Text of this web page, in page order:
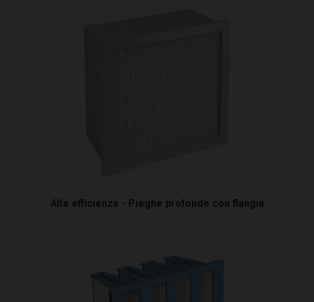
Alta efficienza - Pieghe profonde con flangia